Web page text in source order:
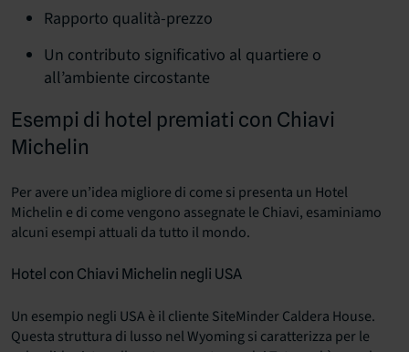
Rapporto qualità-prezzo
Un contributo significativo al quartiere o
all’ambiente circostante
Esempi di hotel premiati con Chiavi
Michelin
Per avere un’idea migliore di come si presenta un Hotel
Michelin e di come vengono assegnate le Chiavi, esaminiamo
alcuni esempi attuali da tutto il mondo.
Hotel con Chiavi Michelin negli USA
Un esempio negli USA è il cliente SiteMinder Caldera House.
Questa struttura di lusso nel Wyoming si caratterizza per le